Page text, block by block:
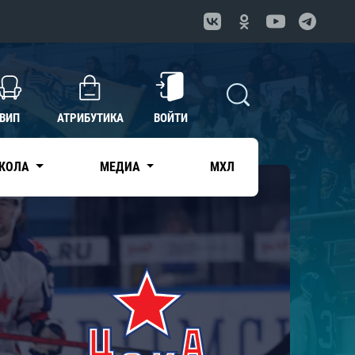
ВИП АТРИБУТИКА ВОЙТИ
МЕДИА МХЛ